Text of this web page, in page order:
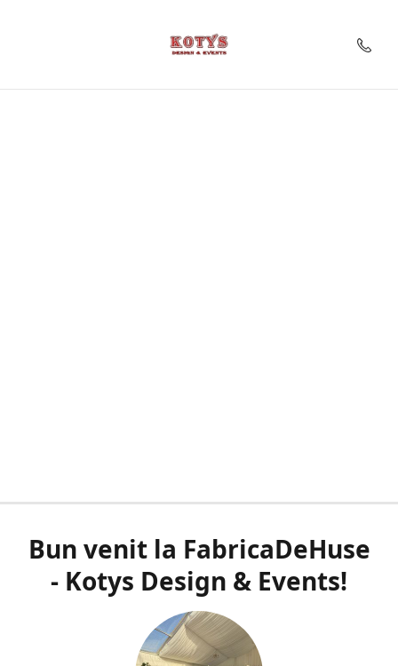
Bun venit la FabricaDeHuse
- Kotys Design & Events!